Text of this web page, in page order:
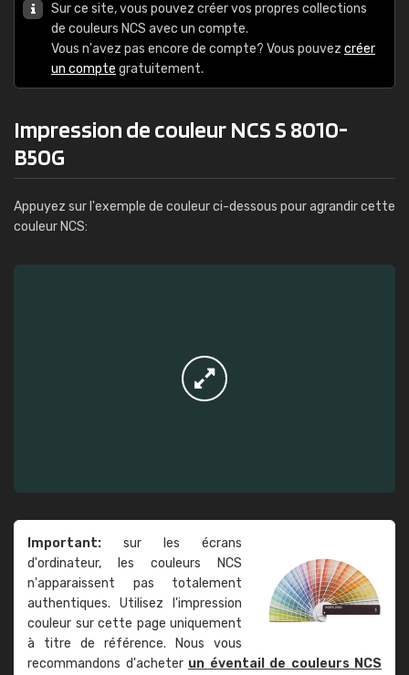
Sur ce site, vous pouvez créer vos propres collections
de couleurs NCS avec un compte.
Vous n'avez pas encore de compte? Vous pouvez créer
un compte gratuitement.
Impression de couleur NCS S 8010-
B50G
Appuyez sur l'exemple de couleur ci-dessous pour agrandir cette
couleur NCS:
Important: sur les écrans
d'ordinateur, les couleurs NCS
n'apparaissent pas totalement
authentiques. Utilisez l'impression
couleur sur cette page uniquement
à titre de référence. Nous vous
recommandons d'acheter un éventail de couleurs NCS